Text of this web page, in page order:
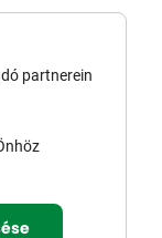
partnerein